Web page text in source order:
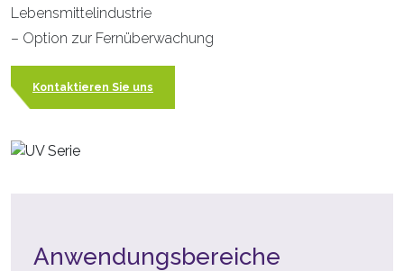
Lebensmittelindustrie
– Option zur Fernüberwachung
Kontaktieren Sie uns
Anwendungsbereiche